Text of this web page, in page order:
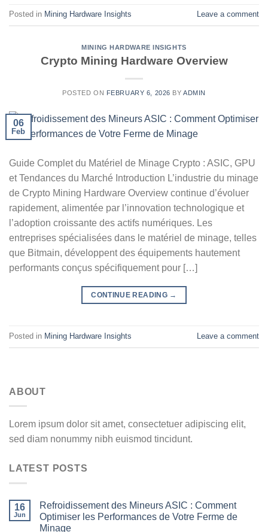
Posted in Mining Hardware Insights Leave a comment
MINING HARDWARE INSIGHTS
Crypto Mining Hardware Overview
POSTED ON FEBRUARY 6, 2026 BY ADMIN
06
Feb
Guide Complet du Matériel de Minage Crypto : ASIC, GPU
et Tendances du Marché Introduction L’industrie du minage
de Crypto Mining Hardware Overview continue d’évoluer
rapidement, alimentée par l’innovation technologique et
l’adoption croissante des actifs numériques. Les
entreprises spécialisées dans le matériel de minage, telles
que Bitmain, développent des équipements hautement
performants conçus spécifiquement pour […]
CONTINUE READING →
Posted in Mining Hardware Insights Leave a comment
ABOUT
Lorem ipsum dolor sit amet, consectetuer adipiscing elit,
sed diam nonummy nibh euismod tincidunt.
LATEST POSTS
16
Jun
Refroidissement des Mineurs ASIC : Comment
Optimiser les Performances de Votre Ferme de
Minage